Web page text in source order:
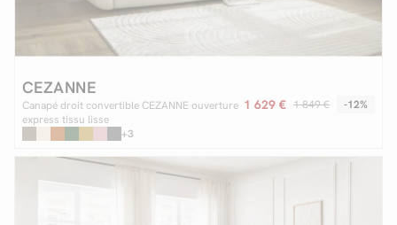
CEZANNE
Canapé droit convertible CEZANNE ouverture
express tissu lisse
1 629 € 1 849 € -12%
+3